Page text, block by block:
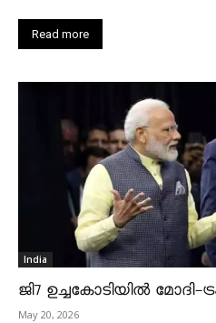
Read more
India
ജി7 ഉച്ചകോടിയിൽ മോദി-
May 20, 2026